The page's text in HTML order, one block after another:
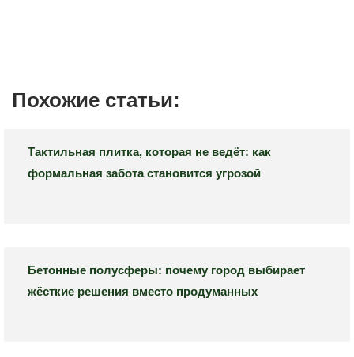
Похожие статьи:
Тактильная плитка, которая не ведёт: как
формальная забота становится угрозой
Бетонные полусферы: почему город выбирает
жёсткие решения вместо продуманных